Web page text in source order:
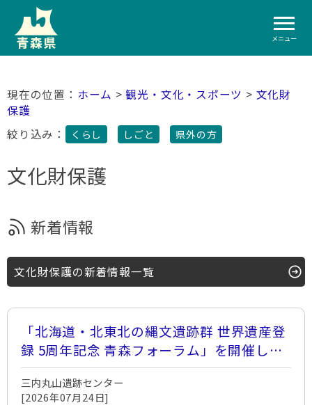
メニュー
ホーム >観光・文化・スポーツ > 文化財
保護
絞り込み：
くらし しごと 県外の方
文化財保護
新着情報
文化財保護の新着情報一覧
「北海道・北東北の縄文遺跡群 世界遺産登
録 5周年記念 青森フォーラム」を開催しま
す！
三内丸山遺跡センター
[2026年07月24日]